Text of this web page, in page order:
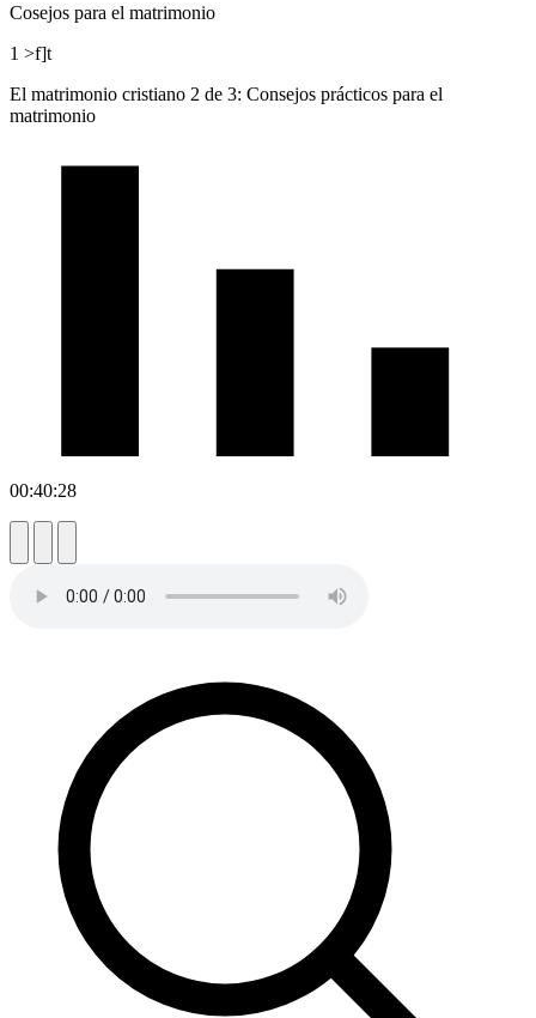
Cosejos para el matrimonio
1 >f]t
El matrimonio cristiano 2 de 3: Consejos prácticos para el
matrimonio
00:40:28